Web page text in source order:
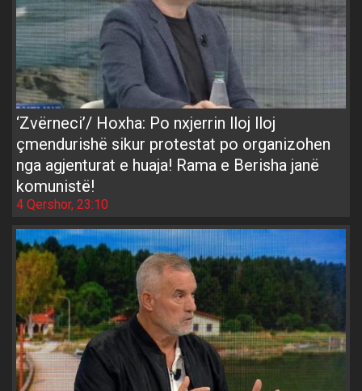
‘Zvërneci’/ Hoxha: Po nxjerrin lloj lloj
çmendurishë sikur protestat po organizohen
nga agjenturat e huaja! Rama e Berisha janë
komunistë!
4 Qershor, 23:10